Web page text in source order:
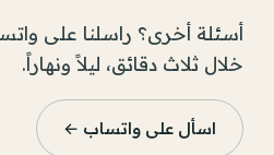
أسئلة أخرى؟ راسلنا على
خلال ثلاث دقائق، ليلاً ونهاراً.
اسأل على واتساب ←